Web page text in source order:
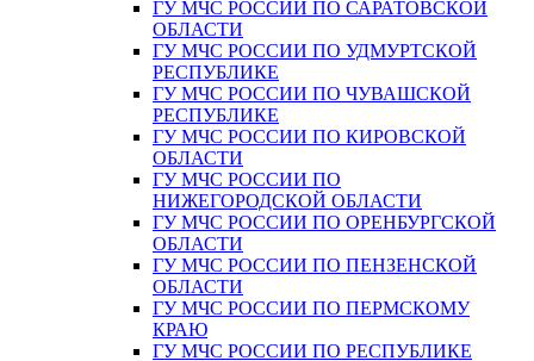
ГУ МЧС РОССИИ ПО САРАТОВСКОЙ
ОБЛАСТИ
ГУ МЧС РОССИИ ПО УДМУРТСКОЙ
РЕСПУБЛИКЕ
ГУ МЧС РОССИИ ПО ЧУВАШСКОЙ
РЕСПУБЛИКЕ
ГУ МЧС РОССИИ ПО КИРОВСКОЙ
ОБЛАСТИ
ГУ МЧС РОССИИ ПО
НИЖЕГОРОДСКОЙ ОБЛАСТИ
ГУ МЧС РОССИИ ПО ОРЕНБУРГСКОЙ
ОБЛАСТИ
ГУ МЧС РОССИИ ПО ПЕНЗЕНСКОЙ
ОБЛАСТИ
ГУ МЧС РОССИИ ПО ПЕРМСКОМУ
КРАЮ
ГУ МЧС РОССИИ ПО РЕСПУБЛИКЕ